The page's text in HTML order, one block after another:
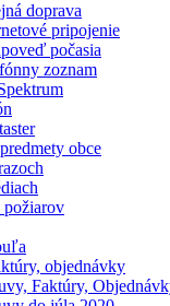
doprava
pripojenie
počasia
zoznam
obce
požiarov
objednávky
Faktúry,